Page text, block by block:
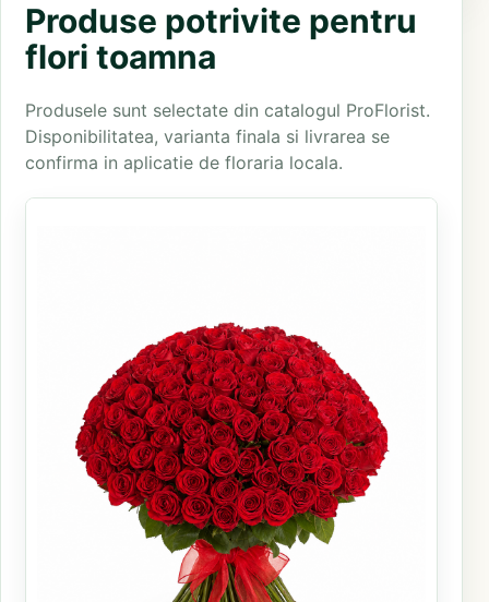
Produse potrivite pentru
flori toamna
Produsele sunt selectate din catalogul ProFlorist.
Disponibilitatea, varianta finala si livrarea se
confirma in aplicatie de floraria locala.